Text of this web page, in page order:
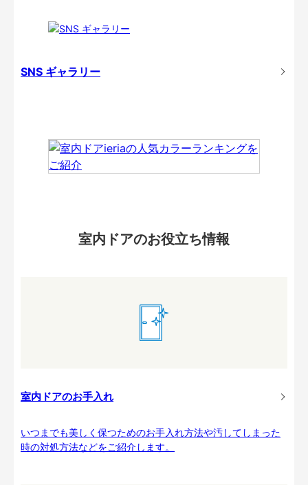
SNS ギャラリー
室内ドアのお役立ち情報
室内ドアのお手入れ
いつまでも美しく保つためのお手入れ方法や汚してしまった
時の対処方法などをご紹介します。